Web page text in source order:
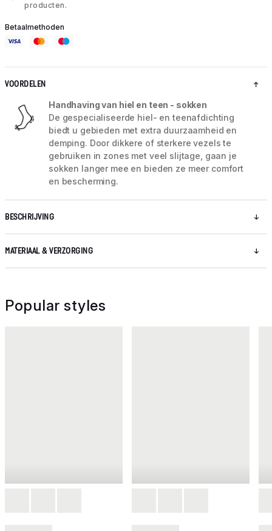
producten.
Betaalmethoden
VOORDELEN
Handhaving van hiel en teen - sokken
De gespecialiseerde hiel- en teenafdichting
biedt u gebieden met extra duurzaamheid en
demping. Door dikkere of sterkere vezels te
gebruiken in zones met veel slijtage, gaan je
sokken langer mee en bieden ze meer comfort
en bescherming.
BESCHRIJVING
MATERIAAL & VERZORGING
Popular styles